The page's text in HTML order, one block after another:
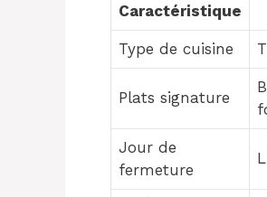
Caractéristique
Type de cuisine
Plats signature
Jour de
fermeture